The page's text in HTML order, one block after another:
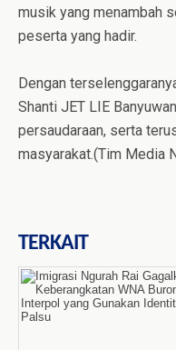
musik yang menambah
peserta yang hadir.
Dengan
Shanti JET LIE
persaudaraan, serta
masyarakat.(Tim Media
TERKAIT